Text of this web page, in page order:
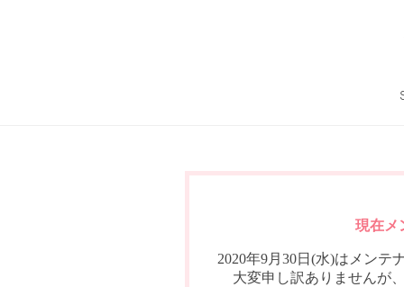
現在メ
2020年9月30日(水)はメンテ
大変申し訳ありませんが